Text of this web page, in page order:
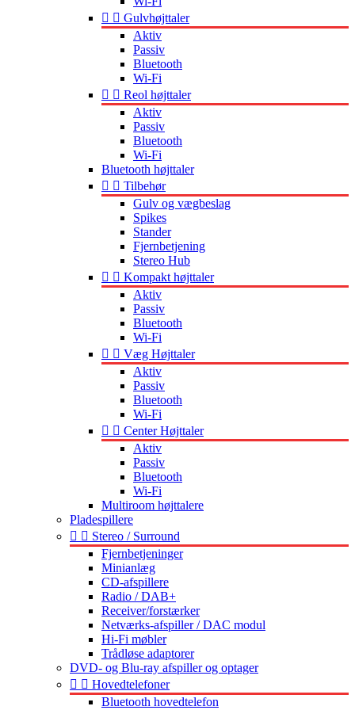
  Gulvhøjttaler
Aktiv
Passiv
Bluetooth
Wi-Fi
  Reol højttaler
Aktiv
Passiv
Bluetooth
Wi-Fi
Bluetooth højttaler
  Tilbehør
Gulv og vægbeslag
Spikes
Stander
Fjernbetjening
Stereo Hub
  Kompakt højttaler
Aktiv
Passiv
Bluetooth
Wi-Fi
  Væg Højttaler
Aktiv
Passiv
Bluetooth
Wi-Fi
  Center Højttaler
Aktiv
Passiv
Bluetooth
Wi-Fi
Multiroom højttalere
Pladespillere
  Stereo / Surround
Fjernbetjeninger
Minianlæg
CD-afspillere
Radio / DAB+
Receiver/forstærker
Netværks-afspiller / DAC modul
Hi-Fi møbler
Trådløse adaptorer
DVD- og Blu-ray afspiller og optager
  Hovedtelefoner
Bluetooth hovedtelefon